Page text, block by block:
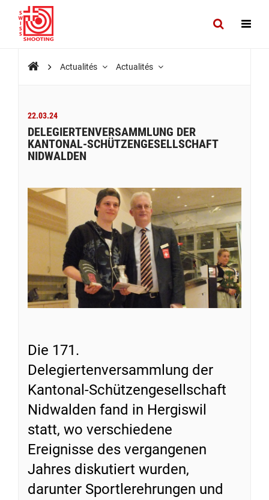
Actualités Actualités
22.03.24
DELEGIERTENVERSAMMLUNG DER
KANTONAL-SCHÜTZENGESELLSCHAFT
NIDWALDEN
Die 171.
Delegiertenversammlung der
Kantonal-Schützengesellschaft
Nidwalden fand in Hergiswil
statt, wo verschiedene
Ereignisse des vergangenen
Jahres diskutiert wurden,
darunter Sportlerehrungen und